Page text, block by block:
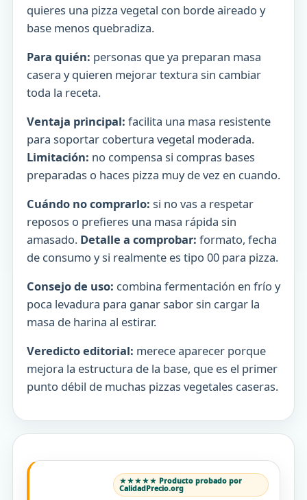
quieres una pizza vegetal con borde aireado y
base menos quebradiza.
Para quién: personas que ya preparan masa
casera y quieren mejorar textura sin cambiar
toda la receta.
Ventaja principal: facilita una masa resistente
para soportar cobertura vegetal moderada.
Limitación: no compensa si compras bases
preparadas o haces pizza muy de vez en cuando.
Cuándo no comprarlo: si no vas a respetar
reposos o prefieres una masa rápida sin
amasado. Detalle a comprobar: formato, fecha
de consumo y si realmente es tipo 00 para pizza.
Consejo de uso: combina fermentación en frío y
poca levadura para ganar sabor sin cargar la
masa de harina al estirar.
Veredicto editorial: merece aparecer porque
mejora la estructura de la base, que es el primer
punto débil de muchas pizzas vegetales caseras.
★★★★★ Producto probado por
CalidadPrecio.org